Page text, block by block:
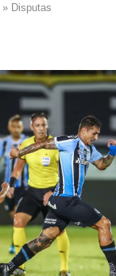
» Disputas